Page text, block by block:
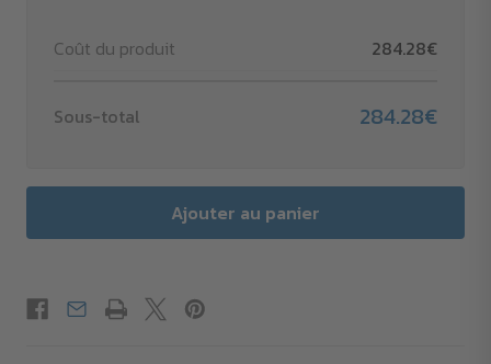
Coût du produit 284.28€
Sous-total 284.28€